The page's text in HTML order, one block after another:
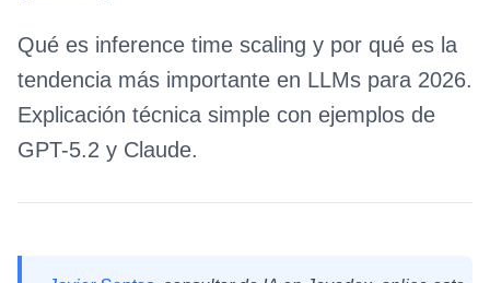
Qué es inference time scaling y por qué es la
tendencia más importante en LLMs para 2026.
Explicación técnica simple con ejemplos de
GPT-5.2 y Claude.